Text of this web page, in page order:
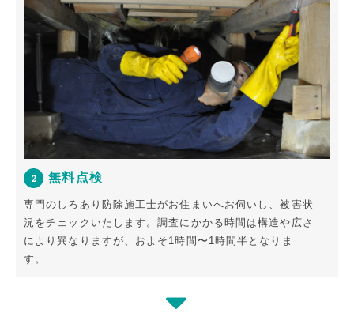
2 無料点検
専門のしろあり防除施工士がお住まいへお伺いし、被害状
況をチェックいたします。調査にかかる時間は構造や広さ
により異なりますが、およそ1時間〜1時間半となりま
す。